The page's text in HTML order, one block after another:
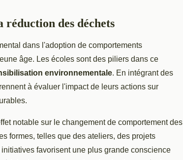
des déchets
dans l'adoption de comportements
âge. Les écoles sont des piliers dans ce
environnementale. En intégrant des
à évaluer l'impact de leurs actions sur
notable sur le changement de comportement des
formes, telles que des ateliers, des projets
favorisent une plus grande conscience